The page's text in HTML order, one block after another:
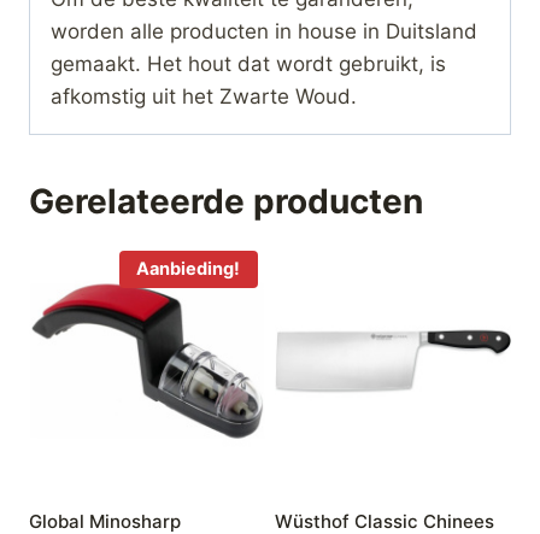
worden alle producten in house in Duitsland
gemaakt. Het hout dat wordt gebruikt, is
afkomstig uit het Zwarte Woud.
Gerelateerde producten
Aanbieding!
Global Minosharp
Wüsthof Classic Chinees